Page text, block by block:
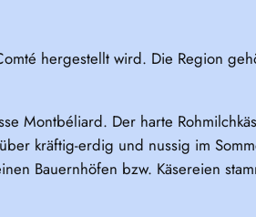
hergestellt wird. Die Region
Montbéliard. Der harte
kräftig-erdig und nussig im
Bauernhöfen bzw. Käsereien